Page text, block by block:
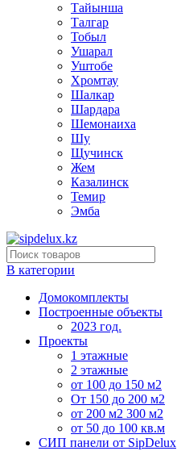
Тайынша
Талгар
Тобыл
Ушарал
Уштобе
Хромтау
Шалкар
Шардара
Шемонаиха
Шу
Щучинск
Жем
Казалинск
Темир
Эмба
В категории
Домокомплекты
Построенные объекты
2023 год.
Проекты
1 этажные
2 этажные
от 100 до 150 м2
От 150 до 200 м2
от 200 м2 300 м2
от 50 до 100 кв.м
СИП панели от SipDelux